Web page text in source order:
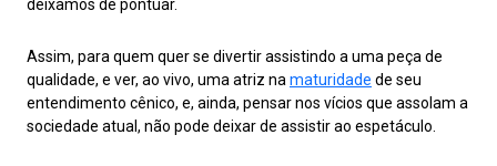
deixamos de pontuar.
Assim, para quem quer se divertir assistindo a uma peça de
qualidade, e ver, ao vivo, uma atriz na maturidade de seu
entendimento cênico, e, ainda, pensar nos vícios que assolam a
sociedade atual, não pode deixar de assistir ao espetáculo.